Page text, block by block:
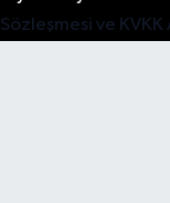
Sözleşmesi ve